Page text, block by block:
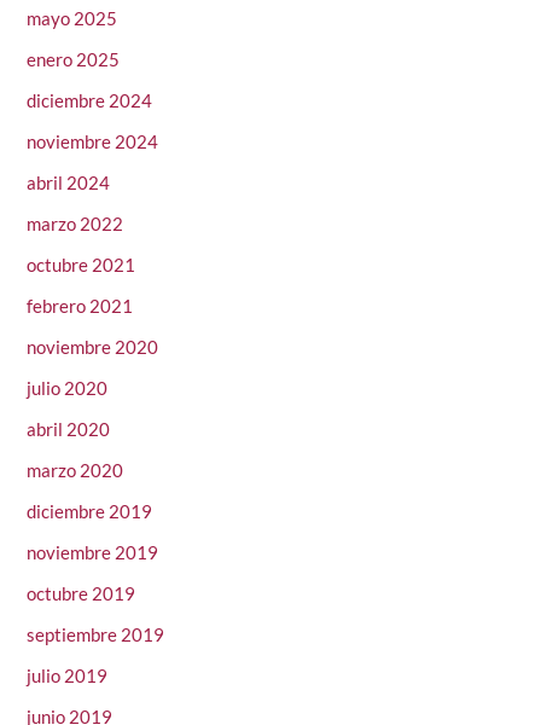
mayo 2025
enero 2025
diciembre 2024
noviembre 2024
abril 2024
marzo 2022
octubre 2021
febrero 2021
noviembre 2020
julio 2020
abril 2020
marzo 2020
diciembre 2019
noviembre 2019
octubre 2019
septiembre 2019
julio 2019
junio 2019